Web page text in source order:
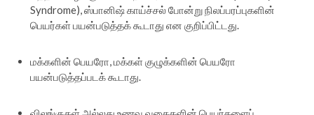
Syndrome), ஸ்பானிஷ் காய்ச்சல் போன்று நிலப்பரப்புகளின்
பெயர்கள் பயன்படுத்தக் கூடாது என குறிப்பிட்டது.
மக்களின் பெயரோ, மக்கள் குழுக்களின் பெயரோ
பயன்படுத்தப்படக் கூடாது.